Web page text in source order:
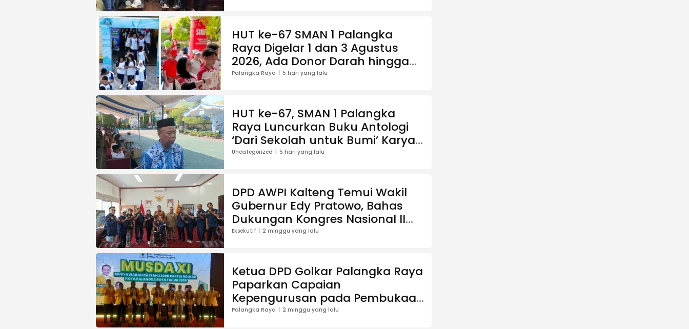
HUT ke-67 SMAN 1 Palangka
Raya Digelar 1 dan 3 Agustus
2026, Ada Donor Darah hingga
Jalan Santai Berhadiah Doorprize
Palangka Raya 5 hari yang lalu
HUT ke-67, SMAN 1 Palangka
Raya Luncurkan Buku Antologi
‘Dari Sekolah untuk Bumi’ Karya
13 Guru
Uncategorized 5 hari yang lalu
DPD AWPI Kalteng Temui Wakil
Gubernur Edy Pratowo, Bahas
Dukungan Kongres Nasional II
AWPI di Kalimantan Tengah
Eksekutif 2 minggu yang lalu
Ketua DPD Golkar Palangka Raya
Paparkan Capaian
Kepengurusan pada Pembukaan
Musda XI
Palangka Raya 2 minggu yang lalu